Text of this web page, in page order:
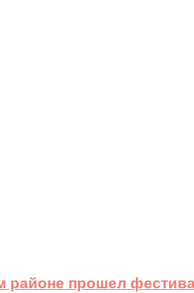
районе прошел